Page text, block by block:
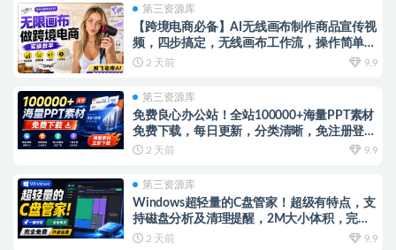
第三资源库
【跨境电商必备】AI无线画布制作商品宣传视
频，四步搞定，无线画布工作流，操作简单好
上手2 天前 9.9
第三资源库
免费良心办公站！全站100000+海量PPT素材
免费下载，每日更新，分类清晰，免注册登录
下载爱PPT网
2 天前 9.9
第三资源库
Windows超轻量的C盘管家！超级有特点，支
持磁盘分析及清理提醒，2M大小体积，完全
免费C盘管家
2 天前 9.9